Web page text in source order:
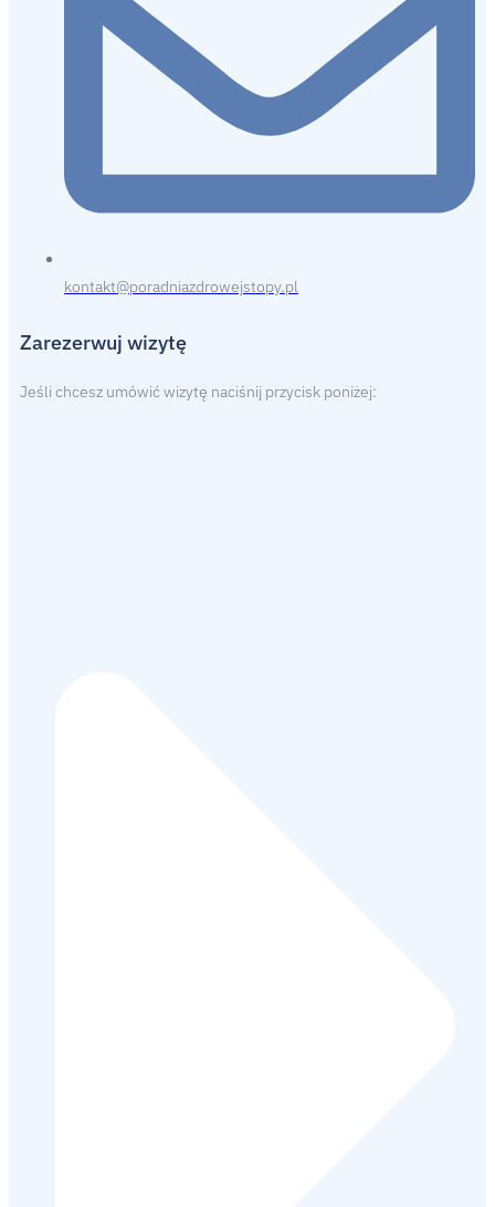
kontakt@poradniazdrowejstopy.pl
Zarezerwuj wizytę
Jeśli chcesz umówić wizytę naciśnij przycisk poniżej: